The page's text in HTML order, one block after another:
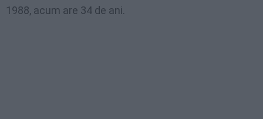
1988, acum are 34 de ani.